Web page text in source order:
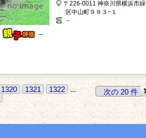
－
〒226-0011 神奈川県横浜市緑
区中山町９９３−１
－
1320 1321 1322
...
次の 20 件